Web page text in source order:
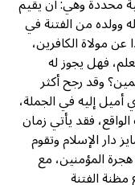
وولده من الفتنة في
عن مولاة الكافرين،
فهل يجوز له
وقد رجح أكثر
إليه في الجملة،
فقد يأتي زمان
دار الإسلام وتقوم
المؤمنين، مع
الفتنة